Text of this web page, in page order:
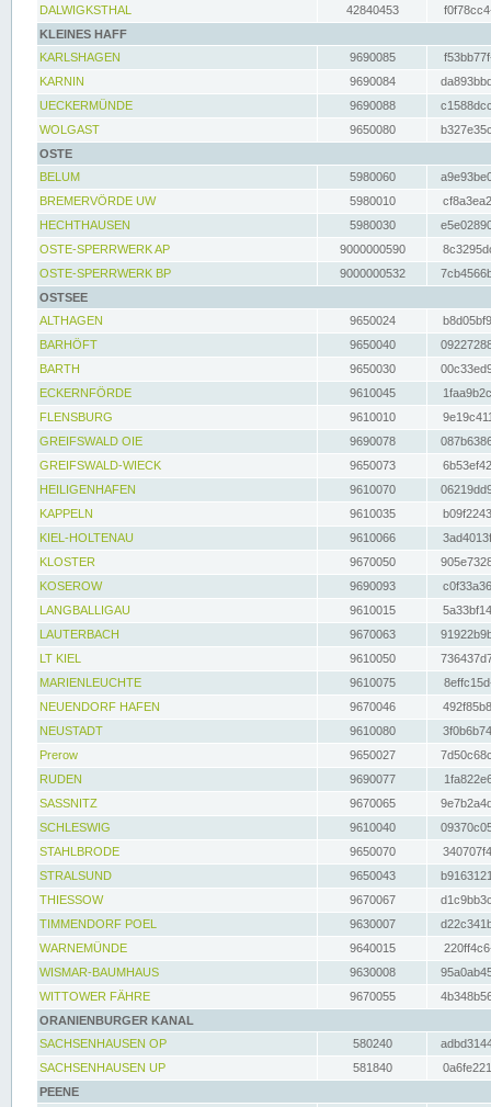
DALWIGKSTHAL
42840453
KLEINES HAFF
KARLSHAGEN
9690085
KARNIN
9690084
UECKERMÜNDE
9690088
WOLGAST
9650080
OSTE
BELUM
5980060
BREMERVÖRDE UW
5980010
HECHTHAUSEN
5980030
OSTE-SPERRWERK AP
9000000590
OSTE-SPERRWERK BP
9000000532
OSTSEE
ALTHAGEN
9650024
BARHÖFT
9650040
BARTH
9650030
ECKERNFÖRDE
9610045
FLENSBURG
9610010
GREIFSWALD OIE
9690078
GREIFSWALD-WIECK
9650073
HEILIGENHAFEN
9610070
KAPPELN
9610035
KIEL-HOLTENAU
9610066
KLOSTER
9670050
KOSEROW
9690093
LANGBALLIGAU
9610015
LAUTERBACH
9670063
LT KIEL
9610050
MARIENLEUCHTE
9610075
NEUENDORF HAFEN
9670046
NEUSTADT
9610080
Prerow
9650027
RUDEN
9690077
SASSNITZ
9670065
SCHLESWIG
9610040
STAHLBRODE
9650070
STRALSUND
9650043
THIESSOW
9670067
TIMMENDORF POEL
9630007
WARNEMÜNDE
9640015
WISMAR-BAUMHAUS
9630008
WITTOWER FÄHRE
9670055
ORANIENBURGER KANAL
SACHSENHAUSEN OP
580240
SACHSENHAUSEN UP
581840
PEENE